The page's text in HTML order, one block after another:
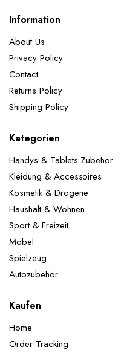
Information
About Us
Privacy Policy
Contact
Returns Policy
Shipping Policy
Kategorien
Handys & Tablets Zubehör
Kleidung & Accessoires
Kosmetik & Drogerie
Haushalt & Wohnen
Sport & Freizeit
Möbel
Spielzeug
Autozubehör
Kaufen
Home
Order Tracking